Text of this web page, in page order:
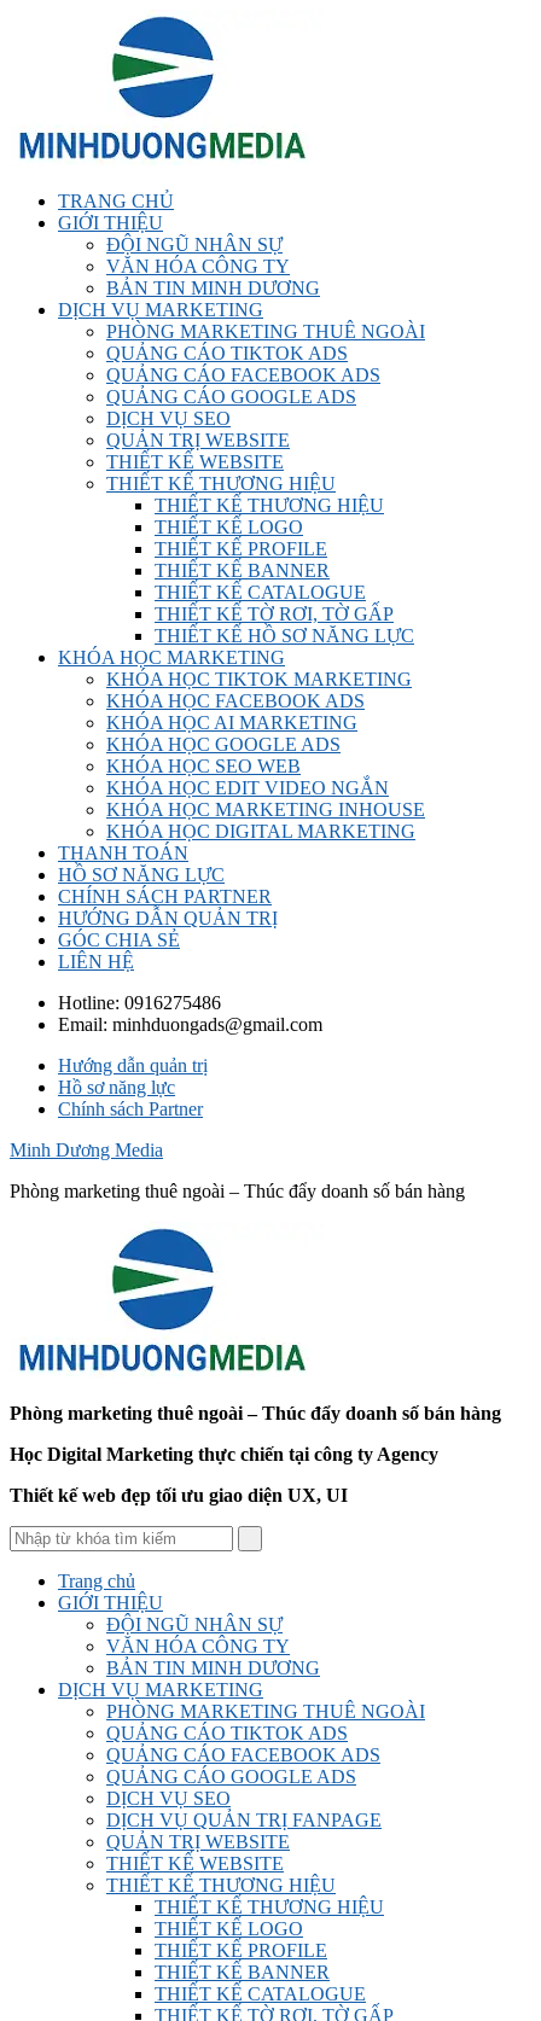
TRANG CHỦ
GIỚI THIỆU
ĐỘI NGŨ NHÂN SỰ
VĂN HÓA CÔNG TY
BẢN TIN MINH DƯƠNG
DỊCH VỤ MARKETING
PHÒNG MARKETING THUÊ NGOÀI
QUẢNG CÁO TIKTOK ADS
QUẢNG CÁO FACEBOOK ADS
QUẢNG CÁO GOOGLE ADS
DỊCH VỤ SEO
QUẢN TRỊ WEBSITE
THIẾT KẾ WEBSITE
THIẾT KẾ THƯƠNG HIỆU
THIẾT KẾ THƯƠNG HIỆU
THIẾT KẾ LOGO
THIẾT KẾ PROFILE
THIẾT KẾ BANNER
THIẾT KẾ CATALOGUE
THIẾT KẾ TỜ RƠI, TỜ GẤP
THIẾT KẾ HỒ SƠ NĂNG LỰC
KHÓA HỌC MARKETING
KHÓA HỌC TIKTOK MARKETING
KHÓA HỌC FACEBOOK ADS
KHÓA HỌC AI MARKETING
KHÓA HỌC GOOGLE ADS
KHÓA HỌC SEO WEB
KHÓA HỌC EDIT VIDEO NGẮN
KHÓA HỌC MARKETING INHOUSE
KHÓA HỌC DIGITAL MARKETING
THANH TOÁN
HỒ SƠ NĂNG LỰC
CHÍNH SÁCH PARTNER
HƯỚNG DẪN QUẢN TRỊ
GÓC CHIA SẺ
LIÊN HỆ
Hotline: 0916275486
Email: minhduongads@gmail.com
Hướng dẫn quản trị
Hồ sơ năng lực
Chính sách Partner
Minh Dương Media
Phòng marketing thuê ngoài – Thúc đẩy doanh số bán hàng
Phòng marketing thuê ngoài – Thúc đẩy doanh số bán hàng
Học Digital Marketing thực chiến tại công ty Agency
Thiết kế web đẹp tối ưu giao diện UX, UI
Trang chủ
GIỚI THIỆU
ĐỘI NGŨ NHÂN SỰ
VĂN HÓA CÔNG TY
BẢN TIN MINH DƯƠNG
DỊCH VỤ MARKETING
PHÒNG MARKETING THUÊ NGOÀI
QUẢNG CÁO TIKTOK ADS
QUẢNG CÁO FACEBOOK ADS
QUẢNG CÁO GOOGLE ADS
DỊCH VỤ SEO
DỊCH VỤ QUẢN TRỊ FANPAGE
QUẢN TRỊ WEBSITE
THIẾT KẾ WEBSITE
THIẾT KẾ THƯƠNG HIỆU
THIẾT KẾ THƯƠNG HIỆU
THIẾT KẾ LOGO
THIẾT KẾ PROFILE
THIẾT KẾ BANNER
THIẾT KẾ CATALOGUE
THIẾT KẾ TỜ RƠI, TỜ GẤP